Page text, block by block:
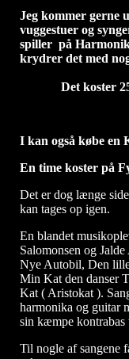
Jeg kommer gerne
vuggestuer og
spiller på
krydrer det
Det koster
I kan også købe en
En time koster på
Det er dog længe
kan tages op igen.
En blandet
Salomonsen og
Nye Autobil, Den
Min Kat den danser
Kat ( Aristokat ).
harmonika og guitar
sin kæmpe kontrabas
Til nogle af sangene